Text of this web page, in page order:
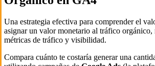
Una estrategia efectiva para comprender el
asignar un valor monetario al tráfico orgánico,
métricas de tráfico y visibilidad.
Compara cuánto te costaría generar una